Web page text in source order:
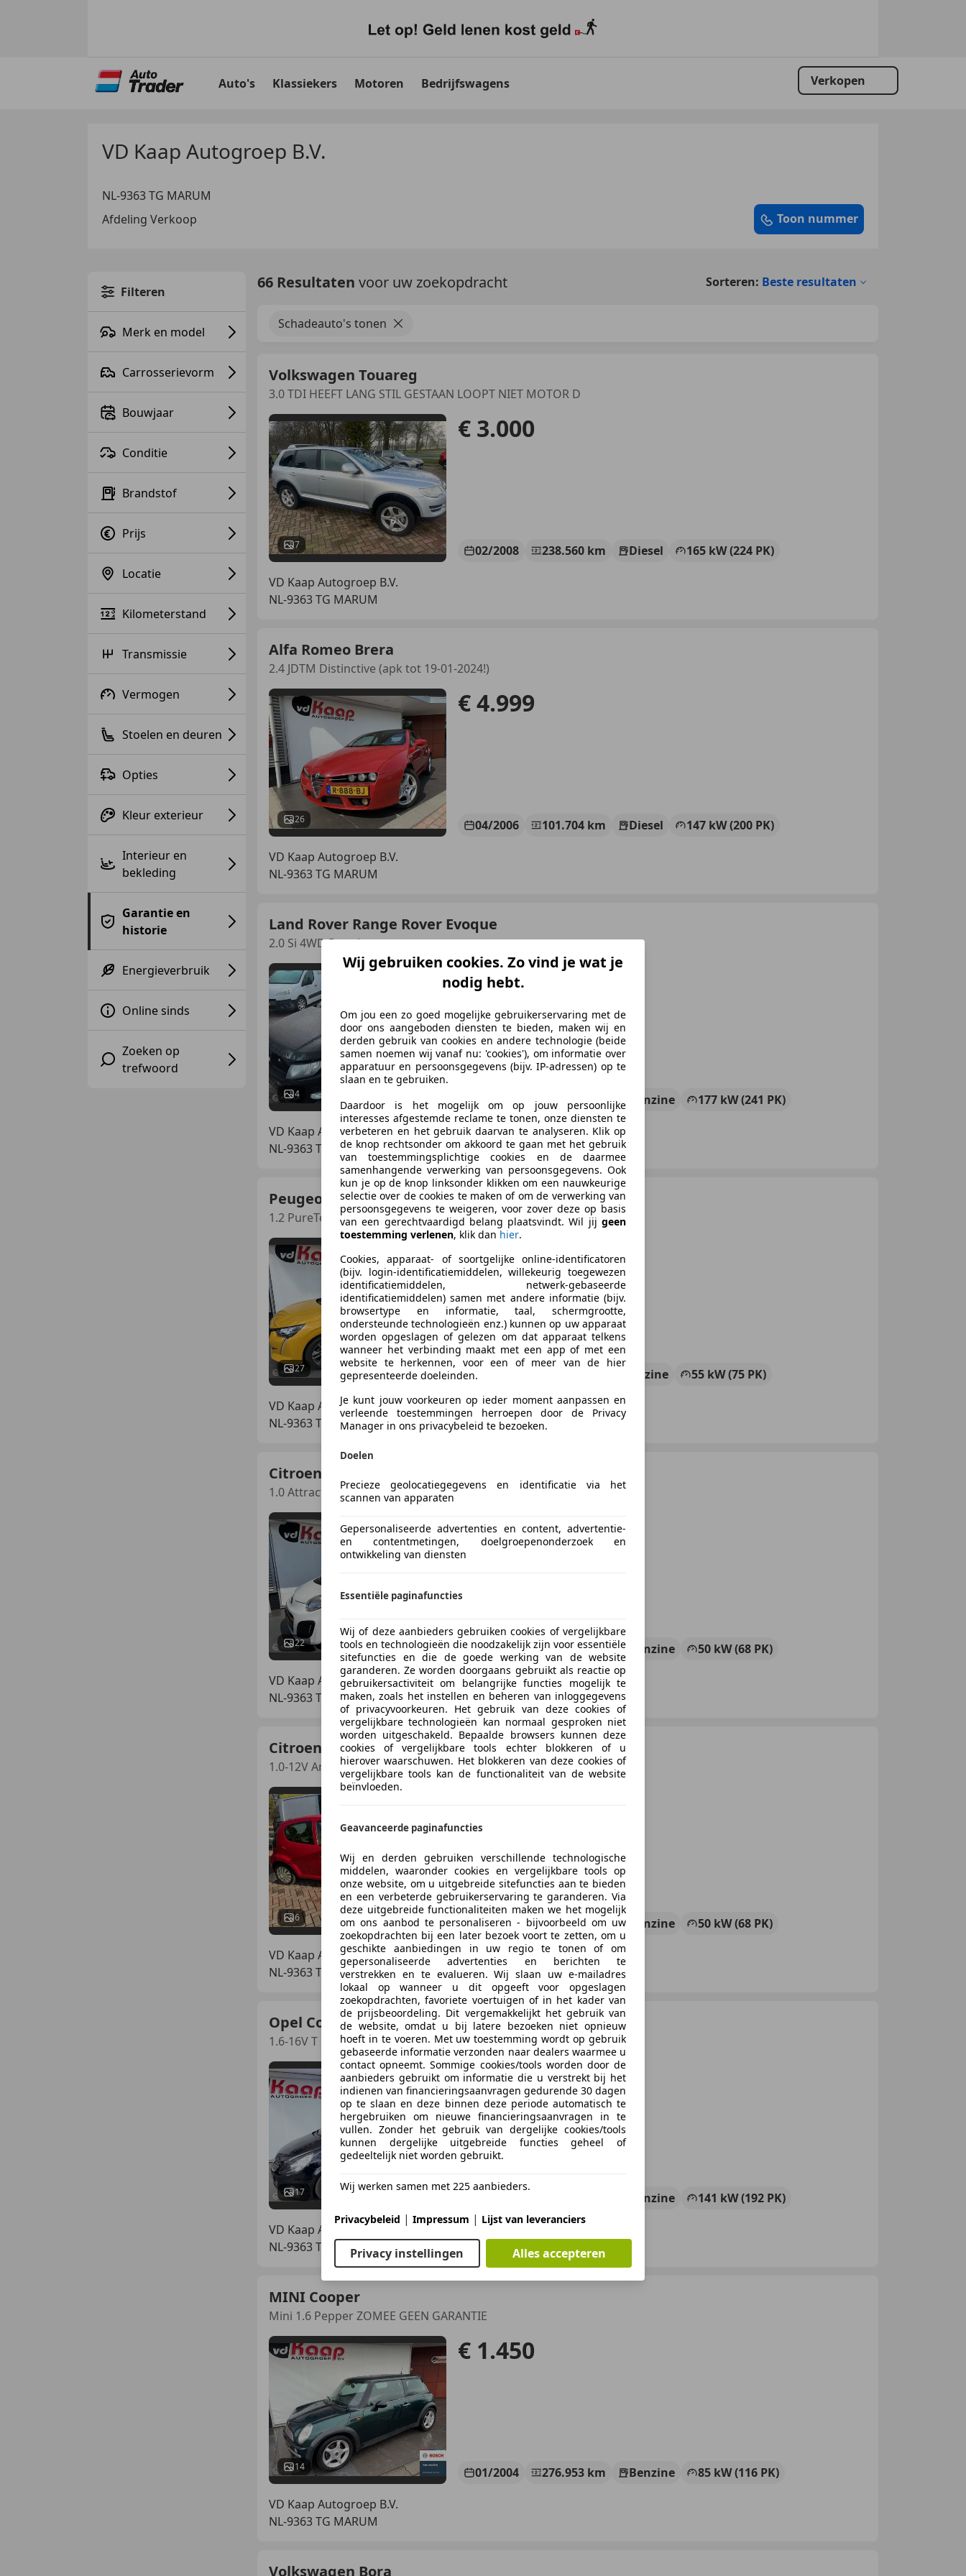
Auto's Klassiekers Motoren Bedrijfswagens Verkopen
VD Kaap Autogroep B.V.
NL-9363 TG MARUM
Afdeling Verkoop
Toon nummer
Filteren
Merk en model
Carrosserievorm
Bouwjaar
Conditie
Brandstof
Prijs
Locatie
Kilometerstand
Transmissie
Vermogen
Stoelen en deuren
Opties
Kleur exterieur
Interieur en
bekleding
Garantie en
historie
Energieverbruik
Online sinds
Zoeken op
trefwoord
66 Resultaten voor uw zoekopdracht Sorteren: Beste resultaten
Schadeauto's tonen
Volkswagen Touareg
3.0 TDI HEEFT LANG STIL GESTAAN LOOPT NIET MOTOR D
7
€ 3.000
02/2008 238.560 km Diesel
165 kW (224 PK)
VD Kaap Autogroep B.V.
NL-9363 TG MARUM
Alfa Romeo Brera
2.4 JDTM Distinctive (apk tot 19-01-2024!)
26
€ 4.999
04/2006 101.704 km Diesel
147 kW (200 PK)
VD Kaap Autogroep B.V.
NL-9363 TG MARUM
Land Rover Range Rover Evoque
2.0 Si 4WD Prestige
4
€ 3.500
02/2013 173.121 km Benzine
177 kW (241 PK)
VD Kaap Autogroep B.V.
NL-9363 TG MARUM
Peugeot 208
1.2 PureTech Allure selection camera stoelverw,etc
27
€ 11.999
04/2022 Benzine
55 kW (75 PK)
VD Kaap Autogroep B.V.
NL-9363 TG MARUM
Citroen C1
1.0 Attraction
22
€ 3.850
03/2013 159.295 km Benzine
50 kW (68 PK)
VD Kaap Autogroep B.V.
NL-9363 TG MARUM
Citroen C1
1.0-12V Ambiance
6 10/2010 237.424 km Benzine
50 kW (68 PK)
VD Kaap Autogroep B.V.
NL-9363 TG MARUM
Opel Corsa
1.6-16V T OPC
17
€ 3.999
Benzine
141 kW (192 PK)
VD Kaap Autogroep B.V.
NL-9363 TG MARUM
MINI Cooper
Mini 1.6 Pepper ZOMEE GEEN GARANTIE
14
€ 1.450
01/2004 276.953 km Benzine
85 kW (116 PK)
VD Kaap Autogroep B.V.
NL-9363 TG MARUM
Volkswagen Bora
Wij gebruiken cookies. Zo vind je wat je
nodig hebt.
Om jou een zo goed mogelijke gebruikerservaring met de
door ons aangeboden diensten te bieden, maken wij en
derden gebruik van cookies en andere technologie (beide
samen noemen wij vanaf nu: 'cookies'), om informatie over
apparatuur en persoonsgegevens (bijv. IP-adressen) op te
slaan en te gebruiken.
Daardoor is het mogelijk om op jouw persoonlijke
interesses afgestemde reclame te tonen, onze diensten te
verbeteren en het gebruik daarvan te analyseren. Klik op
de knop rechtsonder om akkoord te gaan met het gebruik
van toestemmingsplichtige cookies en de daarmee
samenhangende verwerking van persoonsgegevens. Ook
kun je op de knop linksonder klikken om een nauwkeurige
selectie over de cookies te maken of om de verwerking van
persoonsgegevens te weigeren, voor zover deze op basis
van een gerechtvaardigd belang plaatsvindt. Wil jij geen
toestemming verlenen, klik dan hier.
Cookies, apparaat- of soortgelijke online-identificatoren
(bijv. login-identificatiemiddelen, willekeurig toegewezen
identificatiemiddelen, netwerk-gebaseerde
identificatiemiddelen) samen met andere informatie (bijv.
browsertype en informatie, taal, schermgrootte,
ondersteunde technologieën enz.) kunnen op uw apparaat
worden opgeslagen of gelezen om dat apparaat telkens
wanneer het verbinding maakt met een app of met een
website te herkennen, voor een of meer van de hier
gepresenteerde doeleinden.
Je kunt jouw voorkeuren op ieder moment aanpassen en
verleende toestemmingen herroepen door de Privacy
Manager in ons privacybeleid te bezoeken.
Doelen
Precieze geolocatiegegevens en identificatie via het
scannen van apparaten
Gepersonaliseerde advertenties en content, advertentie-
en contentmetingen, doelgroepenonderzoek en
ontwikkeling van diensten
Essentiële paginafuncties
Wij of deze aanbieders gebruiken cookies of vergelijkbare
tools en technologieën die noodzakelijk zijn voor essentiële
sitefuncties en die de goede werking van de website
garanderen. Ze worden doorgaans gebruikt als reactie op
gebruikersactiviteit om belangrijke functies mogelijk te
maken, zoals het instellen en beheren van inloggegevens
of privacyvoorkeuren. Het gebruik van deze cookies of
vergelijkbare technologieën kan normaal gesproken niet
worden uitgeschakeld. Bepaalde browsers kunnen deze
cookies of vergelijkbare tools echter blokkeren of u
hierover waarschuwen. Het blokkeren van deze cookies of
vergelijkbare tools kan de functionaliteit van de website
beïnvloeden.
Geavanceerde paginafuncties
Wij en derden gebruiken verschillende technologische
middelen, waaronder cookies en vergelijkbare tools op
onze website, om u uitgebreide sitefuncties aan te bieden
en een verbeterde gebruikerservaring te garanderen. Via
deze uitgebreide functionaliteiten maken we het mogelijk
om ons aanbod te personaliseren - bijvoorbeeld om uw
zoekopdrachten bij een later bezoek voort te zetten, om u
geschikte aanbiedingen in uw regio te tonen of om
gepersonaliseerde advertenties en berichten te
verstrekken en te evalueren. Wij slaan uw e-mailadres
lokaal op wanneer u dit opgeeft voor opgeslagen
zoekopdrachten, favoriete voertuigen of in het kader van
de prijsbeoordeling. Dit vergemakkelijkt het gebruik van
de website, omdat u bij latere bezoeken niet opnieuw
hoeft in te voeren. Met uw toestemming wordt op gebruik
gebaseerde informatie verzonden naar dealers waarmee u
contact opneemt. Sommige cookies/tools worden door de
aanbieders gebruikt om informatie die u verstrekt bij het
indienen van financieringsaanvragen gedurende 30 dagen
op te slaan en deze binnen deze periode automatisch te
hergebruiken om nieuwe financieringsaanvragen in te
vullen. Zonder het gebruik van dergelijke cookies/tools
kunnen dergelijke uitgebreide functies geheel of
gedeeltelijk niet worden gebruikt.
Wij werken samen met 225 aanbieders.
Privacybeleid | Impressum | Lijst van leveranciers
Privacy instellingen Alles accepteren